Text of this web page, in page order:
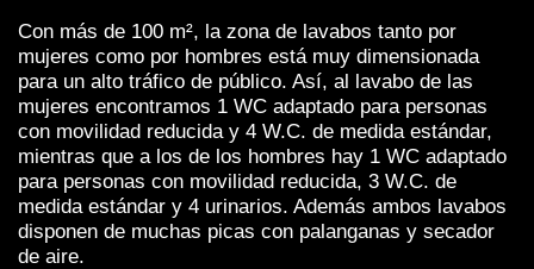
Con más de 100 m², la zona de lavabos tanto por
mujeres como por hombres está muy dimensionada
para un alto tráfico de público. Así, al lavabo de las
mujeres encontramos 1 WC adaptado para personas
con movilidad reducida y 4 W.C. de medida estándar,
mientras que a los de los hombres hay 1 WC adaptado
para personas con movilidad reducida, 3 W.C. de
medida estándar y 4 urinarios. Además ambos lavabos
disponen de muchas picas con palanganas y secador
de aire.